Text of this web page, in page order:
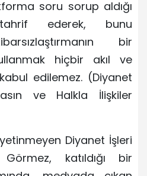
soru sorup aldığı
ederek, bunu
bir
hiçbir akıl ve
edilemez. (Diyanet
ve Halkla İlişkiler
Diyanet İşleri
katıldığı bir